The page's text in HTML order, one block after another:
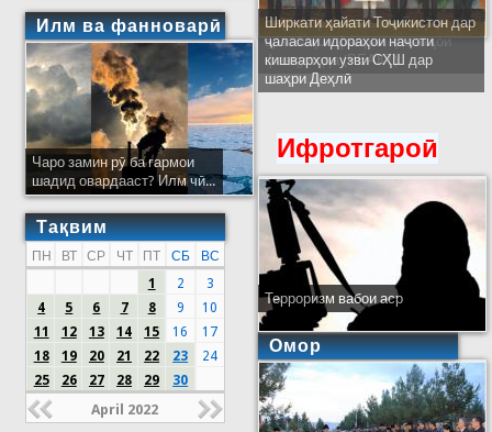
Илм ва фанноварӣ
Чаро замин рӯ ба гармои
шадид овардааст? Илм чӣ...
Тақвим
ПН ВТ СР ЧТ ПТ СБ
ВС
1
2
3
4
5 6 7 8 9
10
11
12 13 14 15 16
17
18
19 20 21 22 23
24
25
26 27 28 29 30
April 2022
Ширкати ҳайати Тоҷикистон дар
ҷаласаи идораҳои наҷоти
кишварҳои узви СҲШ дар
шаҳри Деҳлӣ
Ифротгароӣ
Терроризм вабои аср
Омор